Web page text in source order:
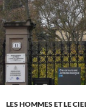
LES HOMMES ET LE